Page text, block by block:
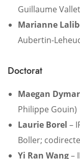
Guillaume
Marianne
Aubertin-
Doctorat
Maegan
Philippe Gouin)
Laurie Borel –
Boller;
Yi Ran Wang–